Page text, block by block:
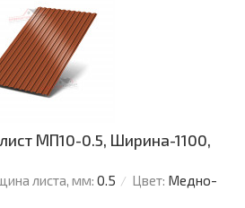
МП10-0.5, Ширина-1100,
листа, мм: 0.5 Цвет: Медно-